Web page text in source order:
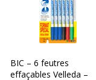
BIC – 6 feutres
effaçables Velleda –